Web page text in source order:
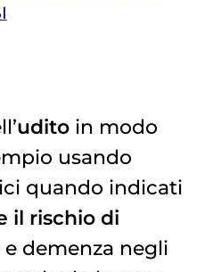
LE RAGIONI DEL POCO UTILIZZO DELE PROTESI
uditoin modo
usando
quando indicati
il rischio di
e demenza negli